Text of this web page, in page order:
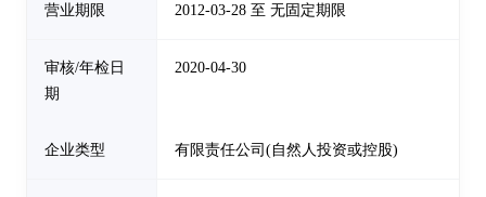
营业期限 2012-03-28 至 无固定期限
审核/年检日
期
2020-04-30
企业类型 有限责任公司(自然人投资或控股)